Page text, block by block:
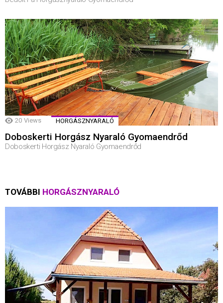
20 Views HORGÁSZNYARALÓ
Doboskerti Horgász Nyaraló Gyomaendrőd
Doboskerti Horgász Nyaraló Gyomaendrőd
TOVÁBBI HORGÁSZNYARALÓ